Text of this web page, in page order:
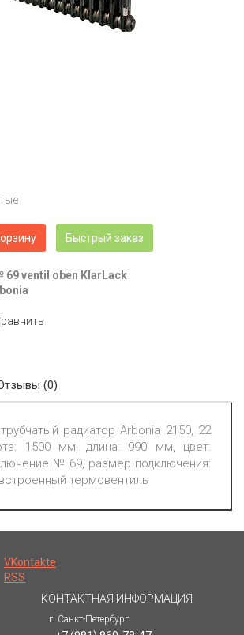
Быстрый заказ
69 ventil oben KlarLack
(0)
радиатор Arbonia 2150, 22
1500 мм, длина: 990 мм, цвет:
№ 69, размер подключения:
термовентиль
VKontakte
RSS
КОНТАКТНАЯ ИНФОРМАЦИЯ
г. Санкт-Петербург